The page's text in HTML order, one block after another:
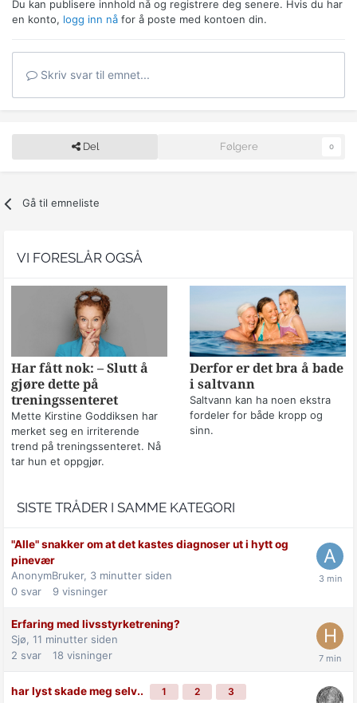
Du kan publisere innhold nå og registrere deg senere. Hvis du har
en konto, logg inn nå for å poste med kontoen din.
Skriv svar til emnet...
Del Følgere 0
Gå til emneliste
VI FORESLÅR OGSÅ
Har fått nok: – Slutt å
gjøre dette på
treningssenteret
Mette Kirstine Goddiksen har
merket seg en irriterende
trend på treningssenteret. Nå
tar hun et oppgjør.
Derfor er det bra å bade
i saltvann
Saltvann kan ha noen ekstra
fordeler for både kropp og
sinn.
SISTE TRÅDER I SAMME KATEGORI
"Alle" snakker om at det kastes diagnoser ut i hytt og
pinevær
AnonymBruker, 3 minutter siden
0 svar 9 visninger
Erfaring med livsstyrketrening?
Sjø, 11 minutter siden
2 svar 18 visninger
har lyst skade meg selv.. 1 2 3